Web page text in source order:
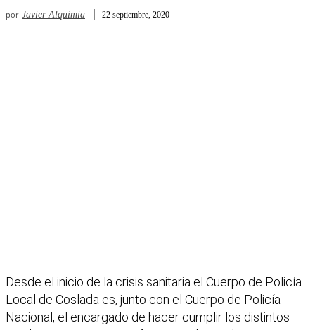
por Javier Alquimia 22 septiembre, 2020
Desde el inicio de la crisis sanitaria el Cuerpo de Policía
Local de Coslada es, junto con el Cuerpo de Policía
Nacional, el encargado de hacer cumplir los distintos